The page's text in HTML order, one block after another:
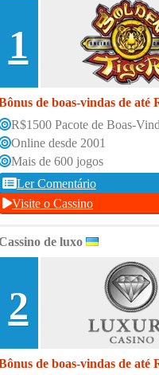
1
de boas-vindas de até
R$1500 Pacote de Boas-
Online desde 2001
Mais de 600 jogos
Ler Comentário
Visite o Cassino
de luxo
2
de boas-vindas de até